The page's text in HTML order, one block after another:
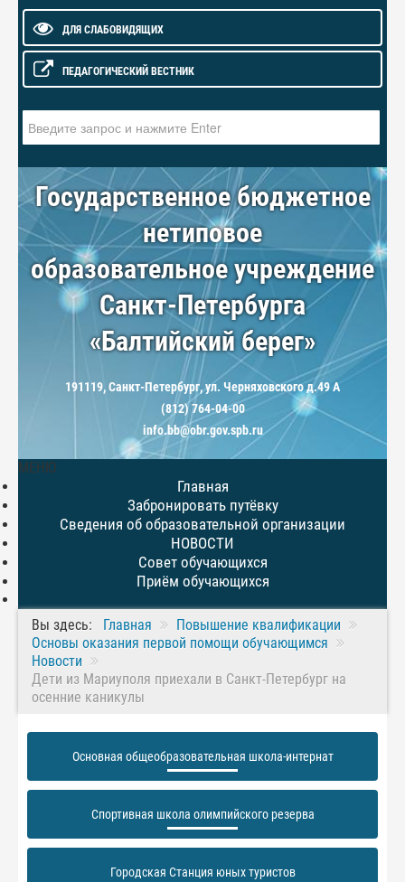
ДЛЯ СЛАБОВИДЯЩИХ
ПЕДАГОГИЧЕСКИЙ ВЕСТНИК
Государственное бюджетное
нетиповое
образовательное учреждение
Санкт-Петербурга
«Балтийский берег»
191119, Санкт-Петербург, ул. Черняховского д.49 А
(812) 764-04-00
info.bb@obr.gov.spb.ru
МЕНЮ
Главная
Забронировать путёвку
Сведения об образовательной организации
НОВОСТИ
Совет обучающихся
Приём обучающихся
Вы здесь: Главная
Повышение квалификации
Основы оказания первой помощи обучающимся
Новости
Дети из Мариуполя приехали в Санкт-Петербург на
осенние каникулы
Основная общеобразовательная школа-интернат
Спортивная школа олимпийского резерва
Городская Станция юных туристов